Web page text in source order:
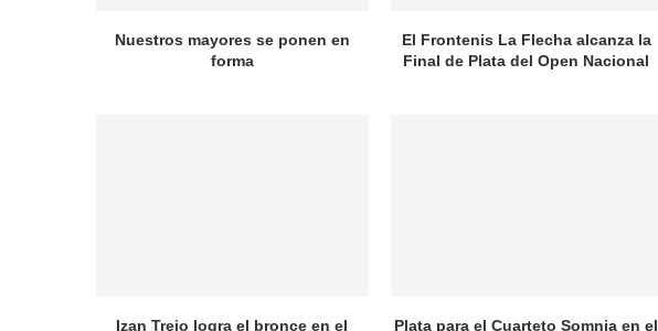
Nuestros mayores se ponen en
forma
El Frontenis La Flecha alcanza la
Final de Plata del Open Nacional
Izan Trejo logra el bronce en el
Plata para el Cuarteto Somnia en el